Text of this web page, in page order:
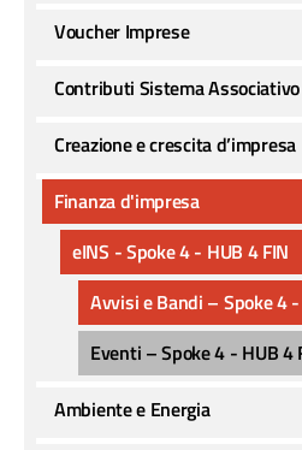
Voucher Imprese
Contributi Sistema Associativo
Creazione e crescita d’impresa
Finanza d'impresa
eINS - Spoke 4 - HUB 4 FIN
Avvisi e Bandi – Spoke 4
Eventi – Spoke 4 - HUB 4
Ambiente e Energia